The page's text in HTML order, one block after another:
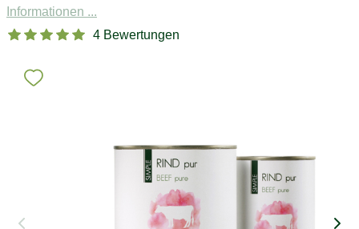
Informationen ...
4 Bewertungen